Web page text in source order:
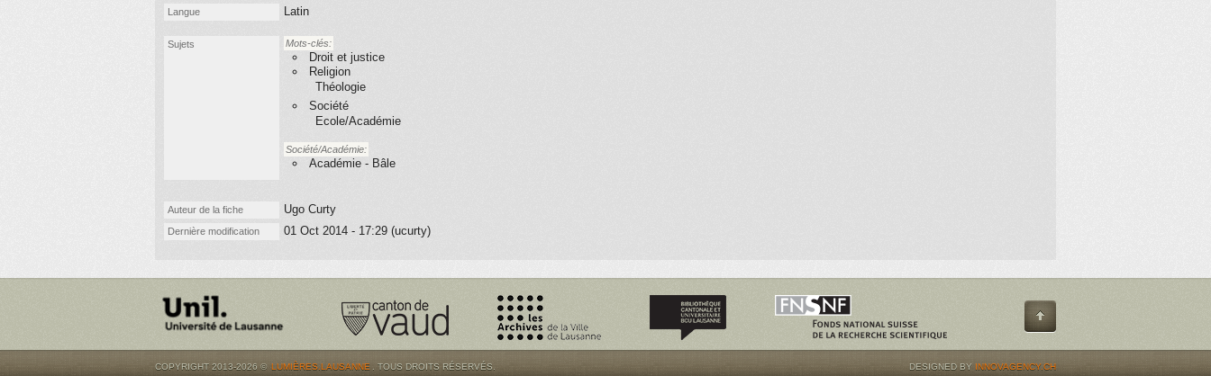
Langue Latin
Sujets Mots-clés:
Droit et justice
Religion
Théologie
Société
Ecole/Académie
Société/Académie:
Académie - Bâle
Auteur de la fiche Ugo Curty
Dernière modification 01 Oct 2014 - 17:29 (ucurty)
COPYRIGHT 2013-2026 © LUMIÈRES.LAUSANNE . TOUS DROITS RÉSERVÉS. DESIGNED BY INNOVAGENCY.CH